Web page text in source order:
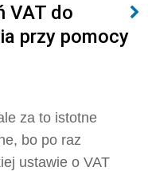
VAT do
przy pomocy
za to istotne
bo po raz
ustawie o VAT